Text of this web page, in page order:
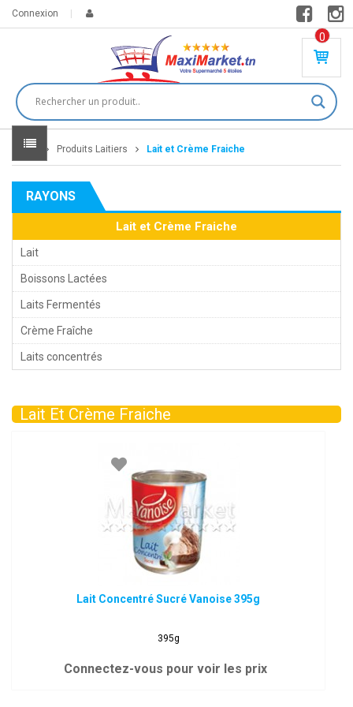
Connexion
0
PR
DU
IT(
S)
DT
Home Produits Laitiers Lait et Crème Fraiche
RAYONS
Lait et Crème Fraiche
Lait
Boissons Lactées
Laits Fermentés
Crème Fraîche
Laits concentrés
Lait Et Crème Fraiche
Lait Concentré Sucré Vanoise 395g
395g
Connectez-vous pour voir les prix